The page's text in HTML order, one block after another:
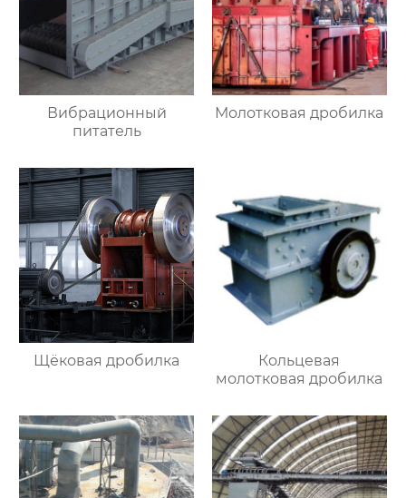
Вибрационный
питатель
Молотковая дробилка
Щёковая дробилка
Кольцевая
молотковая дробилка